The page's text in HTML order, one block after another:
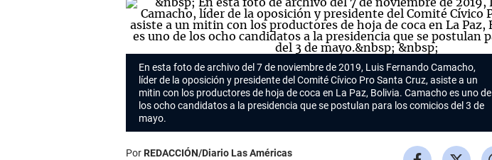
En esta foto de archivo del 7 de noviembre de 2019, Luis Fernando Camacho,
líder de la oposición y presidente del Comité Cívico Pro Santa Cruz, asiste a un
mitin con los productores de hoja de coca en La Paz, Bolivia. Camacho es uno de
los ocho candidatos a la presidencia que se postulan para los comicios del 3 de
mayo.
PorREDACCIÓN/Diario Las Américas